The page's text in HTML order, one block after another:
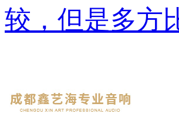
较，但是多方